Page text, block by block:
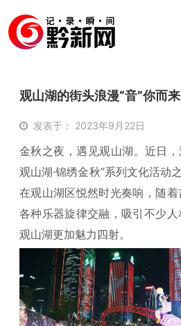
观山湖的街头浪漫“音”你而来
发表于： 2023年9月22日
金秋之夜，遇见观山湖。近日
观山湖·锦绣金秋”系列文化活动
在观山湖区悦然时光奏响，随
各种乐器旋律交融，吸引不少
观山湖更加魅力四射。